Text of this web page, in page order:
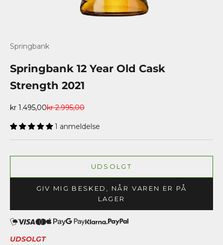
Springbank
Springbank 12 Year Old Cask
Strength 2021
Salgspris
kr 1.495,00Normalpris
kr 2.995,00
1 anmeldelse
UDSOLGT
GIV MIG BESKED, NÅR VAREN ER PÅ
LAGER
UDSOLGT